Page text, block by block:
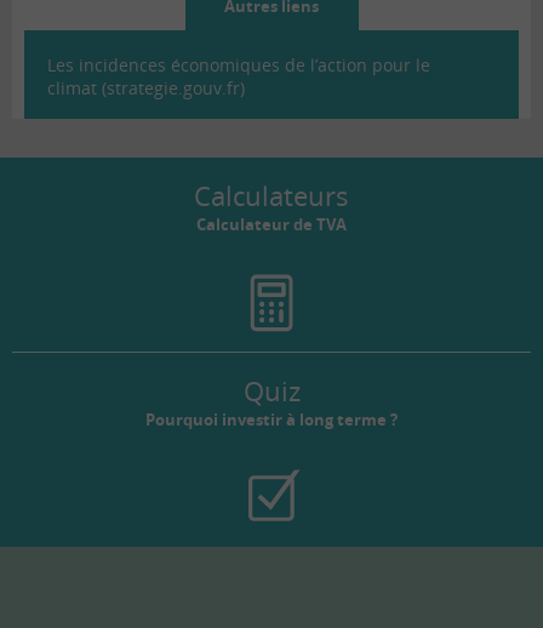
Autres liens
Les incidences économiques de l’action pour le
climat (strategie.gouv.fr)
Calculateurs
Calculateur de TVA
Quiz
Pourquoi investir à long terme ?